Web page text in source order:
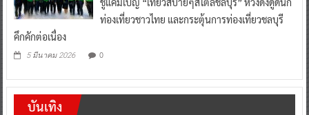
ท่องเที่ยวชาวไทย และกระตุ้นการท่องเที่ยวชลบุรี
คึกคักต่อเนื่อง
5 มีนาคม 2026 0
บันเทิง